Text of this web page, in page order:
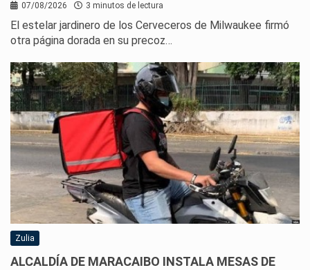
07/08/2026 3 minutos de lectura
El estelar jardinero de los Cerveceros de Milwaukee firmó
otra página dorada en su precoz…
Zulia
ALCALDÍA DE MARACAIBO INSTALA MESAS DE